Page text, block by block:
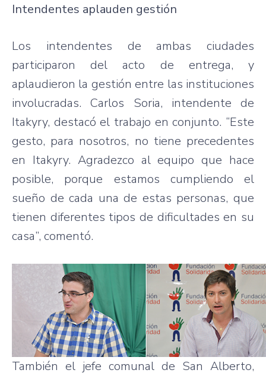
Intendentes aplauden gestión
Los intendentes de ambas ciudades
participaron del acto de entrega, y
aplaudieron la gestión entre las instituciones
involucradas. Carlos Soria, intendente de
Itakyry, destacó el trabajo en conjunto. “Este
gesto, para nosotros, no tiene precedentes
en Itakyry. Agradezco al equipo que hace
posible, porque estamos cumpliendo el
sueño de cada una de estas personas, que
tienen diferentes tipos de dificultades en su
casa”, comentó.
También el jefe comunal de San Alberto,